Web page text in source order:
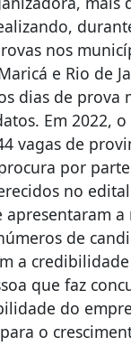
nos
e Rio de
dias de prova
Em 2022,
vagas de
por
no
apresentaram a
de
a
que faz
do
o